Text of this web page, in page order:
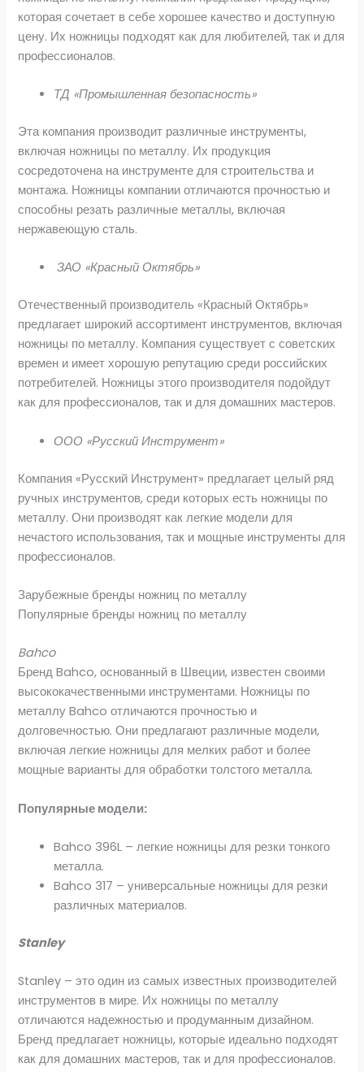
которая сочетает в себе хорошее качество и доступную
цену. Их ножницы подходят как для любителей, так и для
профессионалов.
ТД «Промышленная безопасность»
Эта компания производит различные инструменты,
включая ножницы по металлу. Их продукция
сосредоточена на инструменте для строительства и
монтажа. Ножницы компании отличаются прочностью и
способны резать различные металлы, включая
нержавеющую сталь.
ЗАО «Красный Октябрь»
Отечественный производитель «Красный Октябрь»
предлагает широкий ассортимент инструментов, включая
ножницы по металлу. Компания существует с советских
времен и имеет хорошую репутацию среди российских
потребителей. Ножницы этого производителя подойдут
как для профессионалов, так и для домашних мастеров.
ООО «Русский Инструмент»
Компания «Русский Инструмент» предлагает целый ряд
ручных инструментов, среди которых есть ножницы по
металлу. Они производят как легкие модели для
нечастого использования, так и мощные инструменты для
профессионалов.
Зарубежные бренды ножниц по металлу
Популярные бренды ножниц по металлу
Bahco
Бренд Bahco, основанный в Швеции, известен своими
высококачественными инструментами. Ножницы по
металлу Bahco отличаются прочностью и
долговечностью. Они предлагают различные модели,
включая легкие ножницы для мелких работ и более
мощные варианты для обработки толстого металла.
Популярные модели:
Bahco 396L – легкие ножницы для резки тонкого
металла.
Bahco 317 – универсальные ножницы для резки
различных материалов.
Stanley
Stanley – это один из самых известных производителей
инструментов в мире. Их ножницы по металлу
отличаются надежностью и продуманным дизайном.
Бренд предлагает ножницы, которые идеально подходят
как для домашних мастеров, так и для профессионалов.